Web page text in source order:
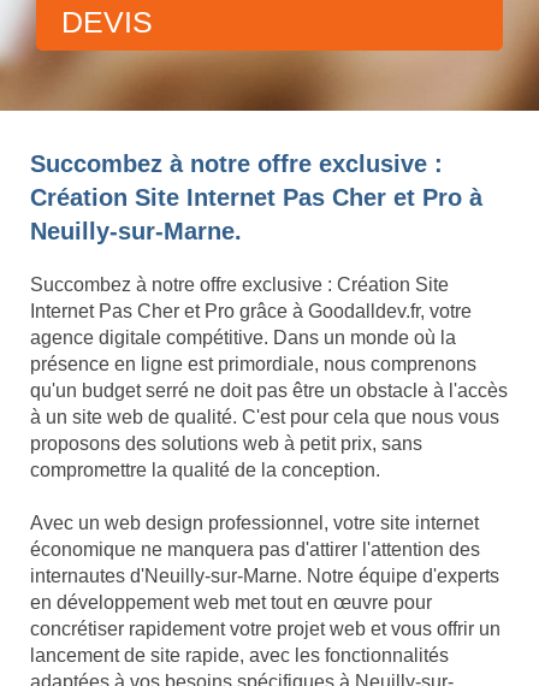
DEVIS
Succombez à notre offre exclusive :
Création Site Internet Pas Cher et Pro à
Neuilly-sur-Marne.
Succombez à notre offre exclusive : Création Site
Internet Pas Cher et Pro grâce à Goodalldev.fr, votre
agence digitale compétitive. Dans un monde où la
présence en ligne est primordiale, nous comprenons
qu'un budget serré ne doit pas être un obstacle à l'accès
à un site web de qualité. C'est pour cela que nous vous
proposons des solutions web à petit prix, sans
compromettre la qualité de la conception.
Avec un web design professionnel, votre site internet
économique ne manquera pas d'attirer l'attention des
internautes d'Neuilly-sur-Marne. Notre équipe d'experts
en développement web met tout en œuvre pour
concrétiser rapidement votre projet web et vous offrir un
lancement de site rapide, avec les fonctionnalités